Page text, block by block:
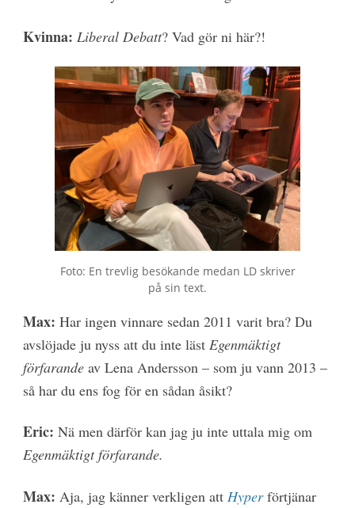
Kvinna: Liberal Debatt? Vad gör ni här?!
Foto: En trevlig besökande medan LD skriver
på sin text.
Max: Har ingen vinnare sedan 2011 varit bra? Du
avslöjade ju nyss att du inte läst Egenmäktigt
förfarandeav Lena Andersson – som ju vann 2013 –
så har du ens fog för en sådan åsikt?
Eric: Nä men därför kan jag ju inte uttala mig om
Egenmäktigt förfarande.
Max: Aja, jag känner verkligen att Hyperförtjänar